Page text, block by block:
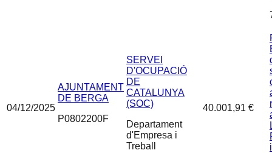
04/12/2025
AJUNTAMENT
DE BERGA
P0802200F
SERVEI
D'OCUPACIÓ
DE
CATALUNYA
(SOC)
Departament
d'Empresa i
Treball
40.001,91 €